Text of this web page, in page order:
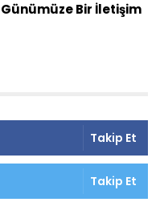
Bir İletişim
Takip Et
Takip Et